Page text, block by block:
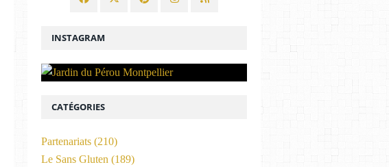
INSTAGRAM
CATÉGORIES
Partenariats (210)
Le Sans Gluten (189)